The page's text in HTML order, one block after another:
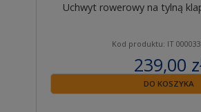
Uchwyt rowerowy na tylną
Kod produktu: IT
239,00
zawiera 23% VAT
DO KOSZYKA